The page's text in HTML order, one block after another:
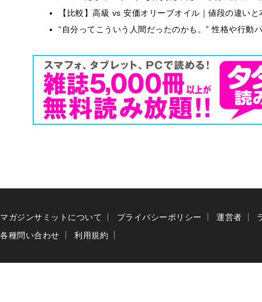
【比較】高級 vs 安価オリーブオイル｜値段の違い
“自分ってこういう人間だったのかも。” 性格や行動
マガジンサミットについて プライバシーポリシー 運営者
各種問い合わせ
利用規約